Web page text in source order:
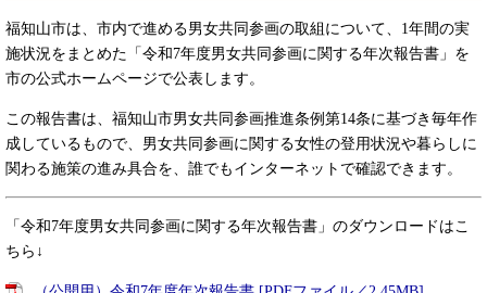
福知山市は、市内で進める男女共同参画の取組について、1年間の実
施状況をまとめた「令和7年度男女共同参画に関する年次報告書」を
市の公式ホームページで公表します。
この報告書は、福知山市男女共同参画推進条例第14条に基づき毎年作
成しているもので、男女共同参画に関する女性の登用状況や暮らしに
関わる施策の進み具合を、誰でもインターネットで確認できます。
「令和7年度男女共同参画に関する年次報告書」のダウンロードはこ
ちら↓